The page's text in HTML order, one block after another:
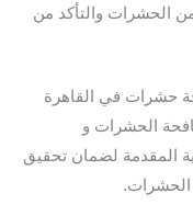
الحشرات والتأكد من
حشرات في القاهرة
الحشرات و
المقدمة لضمان تحقيق
الحشرات.